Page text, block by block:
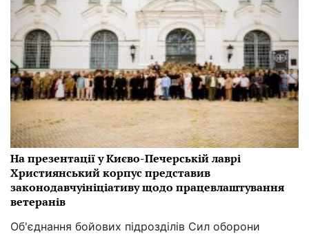
На презентації у Києво-Печерській лаврі
Християнський корпус представив
законодавчуініціативу щодо працевлаштування
ветеранів
Об'єднання бойових підрозділів Сил оборони